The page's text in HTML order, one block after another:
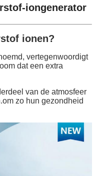
iongenerator
ionen?
vertegenwoordigt
dat een extra
van de atmosfeer
zo hun gezondheid